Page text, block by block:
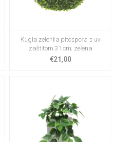
Kugla zelenila pitospora s uv
zaštitom 31 cm; zelena
€21,00